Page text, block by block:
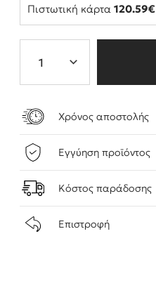
Πιστωτική κάρτα120.59€
Χρόνος αποστολής
Εγγύηση προϊόντος
Κόστος παράδοσης
Επιστροφή